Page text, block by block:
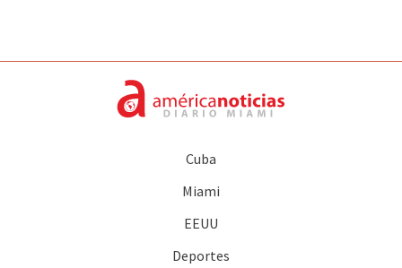
Cuba
Miami
EEUU
Deportes